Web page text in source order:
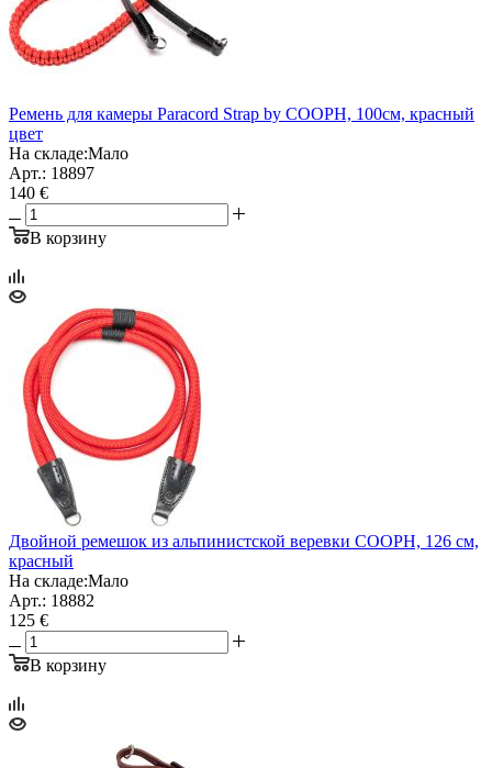
Ремень для камеры Paracord Strap by COOPH, 100см, красный
цвет
На складе:Мало
Арт.: 18897
140 €
В корзину
Двойной ремешок из альпинистской веревки COOPH, 126 см,
красный
На складе:Мало
Арт.: 18882
125 €
В корзину